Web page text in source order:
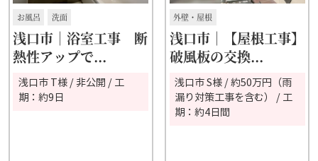
お風呂 洗面
浅口市｜浴室工事 断
熱性アップで...
浅口市 T様 / 非公開 / 工
期：約9日
外壁・屋根
浅口市｜【屋根工事】
破風板の交換...
浅口市 S様 / 約50万円（雨
漏り対策工事を含む） / 工
期：約4日間